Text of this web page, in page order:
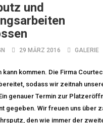
und
29 MÄRZ 2016 GALERIE
kann kommen. Die Firma
sodass wir zeitnah
genauer Termin zur
gegeben. Wir freuen uns über
den wie immer der